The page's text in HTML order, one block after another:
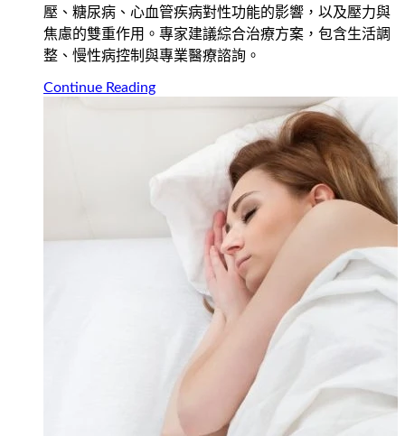
壓、糖尿病、心血管疾病對性功能的影響，以及壓力與
焦慮的雙重作用。專家建議綜合治療方案，包含生活調
整、慢性病控制與專業醫療諮詢。
Continue Reading